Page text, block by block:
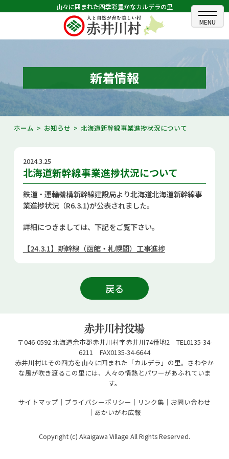
山々に囲まれた四季彩豊かなカルデラの里
ホーム
むらのできごと
むらのプロフィール
くらしの情報
ふるさと納税
観光・イベント情報
新着情報
ホーム お知らせ 北海道新幹線事業進捗状況について
2024.3.25
北海道新幹線事業進捗状況について
鉄道・運輸機構新幹線建設局より北海道北海道新幹線事
業進捗状況（R6.3.1)が公表されました。
詳細につきましては、下記をご覧下さい。
【24.3.1】新幹線（函館・札幌間）工事進捗
戻る
〒046-0592 北海道余市郡赤井川村字赤井川74番地2 TEL0135-34-
6211 FAX0135-34-6644
赤井川村はその四方を山々に囲まれた「カルデラ」の里。さわやか
な風が吹き渡るこの里には、人々の情熱とパワーがあふれていま
す。
サイトマップ
プライバシーポリシー リンク集
お問い合わせ
あかいがわ広報
Copyright (c) Akaigawa Village All Rights Reserved.